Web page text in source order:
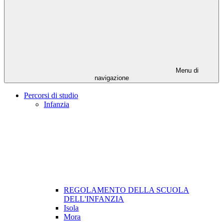
Menu di
navigazione
Percorsi di studio
Infanzia
REGOLAMENTO DELLA SCUOLA
DELL'INFANZIA
Isola
Mora